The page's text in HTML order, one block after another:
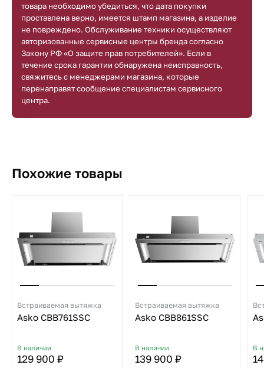
товара необходимо убедиться, что дата покупки
проставлена верно, имеется штамп магазина, а изделие
не повреждено. Обслуживание техники осуществляют
авторизованные сервисные центры бренда согласно
Закону РФ «О защите прав потребителей». Если в
течение срока гарантии обнаружена неисправность,
свяжитесь с менеджерами магазина, которые
перенаправят сообщение специалистам сервисного
центра.
Похожие товары
Встраиваемая вытяжка
Asko CBB761SSC
В наличии
129 900 ₽
Встраиваемая вытяжка
Asko CBB861SSC
В наличии
139 900 ₽
В